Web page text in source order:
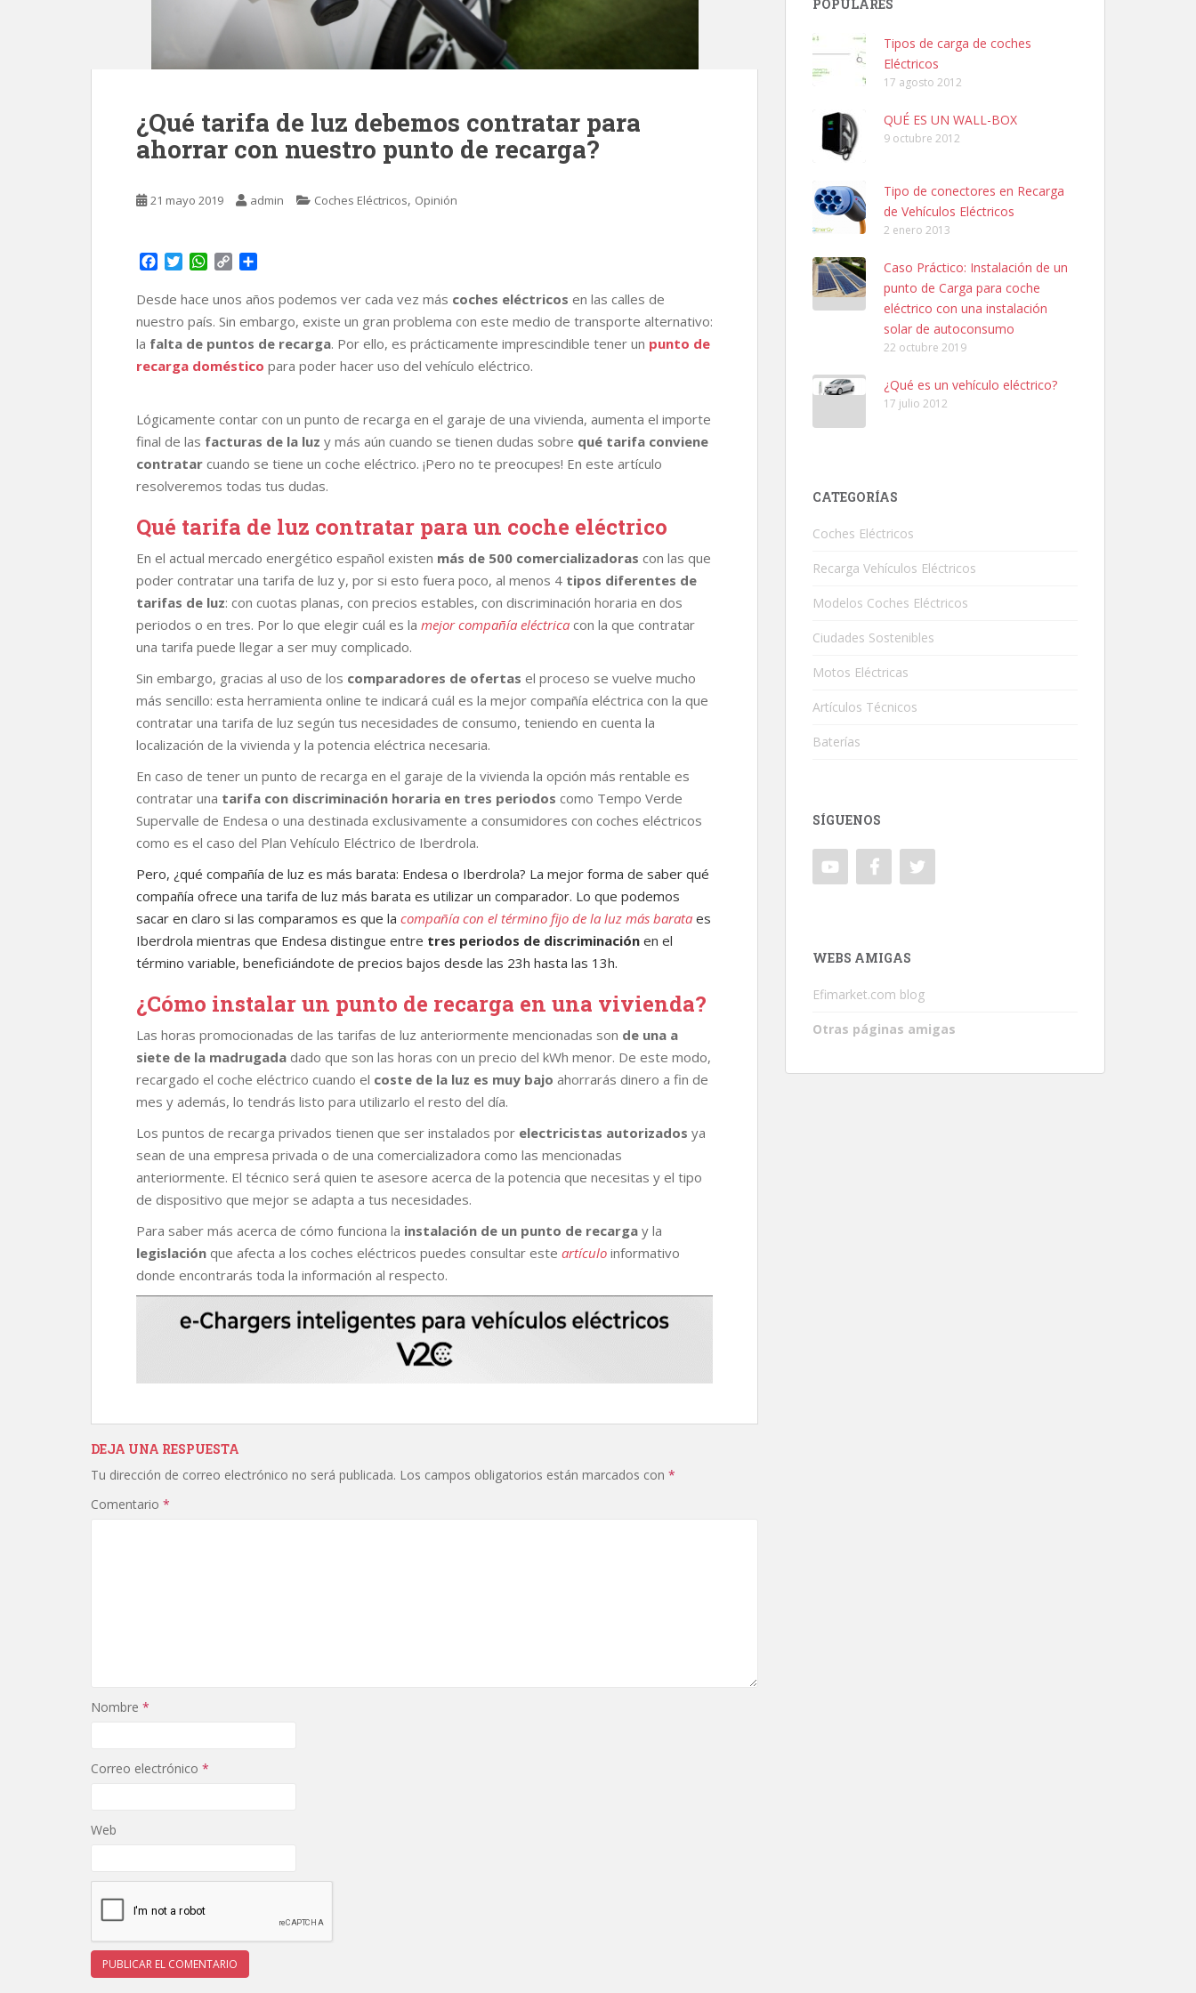
¿Qué tarifa de luz debemos contratar para
ahorrar con nuestro punto de recarga?
21 mayo 2019 admin Coches Eléctricos, Opinión
c
e
b
o
o
i
e
r
W
a
t
s
A
p
p
y
L
i
n
m
p
a
r
t
Desde hace unos años podemos ver cada vez más coches eléctricos en las calles de
nuestro país. Sin embargo, existe un gran problema con este medio de transporte alternativo:
la falta de puntos de recarga. Por ello, es prácticamente imprescindible tener un punto de
recarga doméstico para poder hacer uso del vehículo eléctrico.
Lógicamente contar con un punto de recarga en el garaje de una vivienda, aumenta el importe
final de las facturas de la luz y más aún cuando se tienen dudas sobre qué tarifa conviene
contratar cuando se tiene un coche eléctrico. ¡Pero no te preocupes! En este artículo
resolveremos todas tus dudas.
Qué tarifa de luz contratar para un coche eléctrico
En el actual mercado energético español existen más de 500 comercializadoras con las que
poder contratar una tarifa de luz y, por si esto fuera poco, al menos 4 tipos diferentes de
tarifas de luz: con cuotas planas, con precios estables, con discriminación horaria en dos
periodos o en tres. Por lo que elegir cuál es la mejor compañía eléctrica con la que contratar
una tarifa puede llegar a ser muy complicado.
Sin embargo, gracias al uso de los comparadores de ofertas el proceso se vuelve mucho
más sencillo: esta herramienta online te indicará cuál es la mejor compañía eléctrica con la que
contratar una tarifa de luz según tus necesidades de consumo, teniendo en cuenta la
localización de la vivienda y la potencia eléctrica necesaria.
En caso de tener un punto de recarga en el garaje de la vivienda la opción más rentable es
contratar una tarifa con discriminación horaria en tres periodos como Tempo Verde
Supervalle de Endesa o una destinada exclusivamente a consumidores con coches eléctricos
como es el caso del Plan Vehículo Eléctrico de Iberdrola.
Pero, ¿qué compañía de luz es más barata: Endesa o Iberdrola? La mejor forma de saber qué
compañía ofrece una tarifa de luz más barata es utilizar un comparador. Lo que podemos
sacar en claro si las comparamos es que la compañía con el término fijo de la luz más barata es
Iberdrola mientras que Endesa distingue entre tres periodos de discriminación en el
término variable, beneficiándote de precios bajos desde las 23h hasta las 13h.
¿Cómo instalar un punto de recarga en una vivienda?
Las horas promocionadas de las tarifas de luz anteriormente mencionadas son de una a
siete de la madrugada dado que son las horas con un precio del kWh menor. De este modo,
recargado el coche eléctrico cuando el coste de la luz es muy bajo ahorrarás dinero a fin de
mes y además, lo tendrás listo para utilizarlo el resto del día.
Los puntos de recarga privados tienen que ser instalados por electricistas autorizados ya
sean de una empresa privada o de una comercializadora como las mencionadas
anteriormente. El técnico será quien te asesore acerca de la potencia que necesitas y el tipo
de dispositivo que mejor se adapta a tus necesidades.
Para saber más acerca de cómo funciona la instalación de un punto de recarga y la
legislación que afecta a los coches eléctricos puedes consultar este artículo informativo
donde encontrarás toda la información al respecto.
DEJA UNA RESPUESTA
Tu dirección de correo electrónico no será publicada. Los campos obligatorios están marcados con *
Comentario *
Nombre *
Correo electrónico *
Web
POPULARES
Tipos de carga de coches
Eléctricos
17 agosto 2012
QUÉ ES UN WALL-BOX
9 octubre 2012
Tipo de conectores en Recarga
de Vehículos Eléctricos
2 enero 2013
Caso Práctico: Instalación de un
punto de Carga para coche
eléctrico con una instalación
solar de autoconsumo
22 octubre 2019
¿Qué es un vehículo eléctrico?
17 julio 2012
CATEGORÍAS
Coches Eléctricos
Recarga Vehículos Eléctricos
Modelos Coches Eléctricos
Ciudades Sostenibles
Motos Eléctricas
Artículos Técnicos
Baterías
SÍGUENOS
WEBS AMIGAS
Efimarket.com blog
Otras páginas amigas